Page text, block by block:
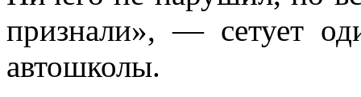
признали», — сетует
автошколы.